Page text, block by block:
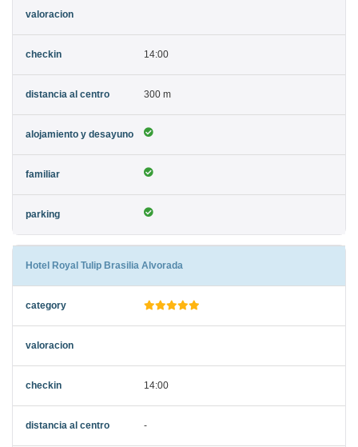
14:00
300 m
Hotel Royal Tulip Brasilia Alvorada
14:00
-